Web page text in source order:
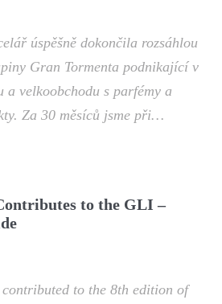
úspěšně dokončila rozsáhlou
Gran Tormenta podnikající v
a velkoobchodu s parfémy a
Za 30 měsíců jsme při…
to the GLI –
to the 8th edition of